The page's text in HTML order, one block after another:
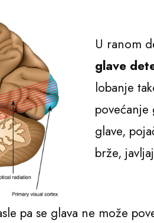
U ranom
glave
lobanje
povećanje
glave,
brže,
pa se glava ne može